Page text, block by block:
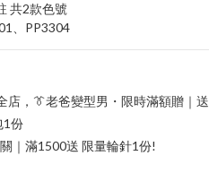
共2款色號
、PP3304
店，👔老爸變型男・限時滿額贈｜送
1份
｜滿1500送 限量輪針1份!